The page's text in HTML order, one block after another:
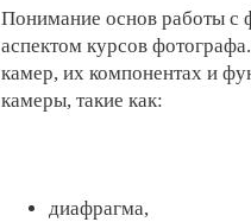
Понимание основ работы с
аспектом курсов
камер, их компонентах и
камеры, такие как:
диафрагма,